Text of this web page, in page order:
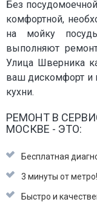
Без
комфортной,
на мойку
выполняют
Улица Шверника
ваш дискомфорт и
кухни.
РЕМОНТ В
МОСКВЕ - ЭТО:
Бесплатная
3 минуты от метро!
Быстро и